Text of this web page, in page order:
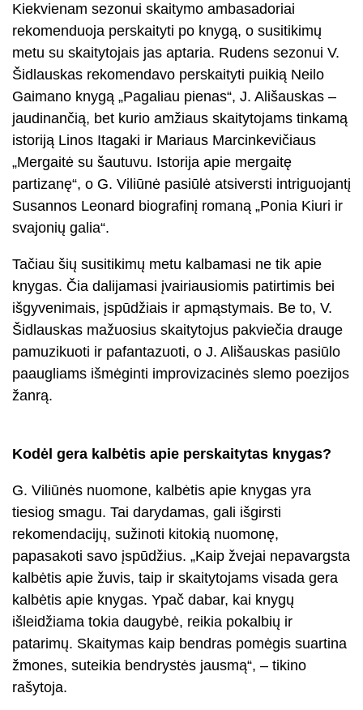
Kiekvienam sezonui skaitymo ambasadoriai
rekomenduoja perskaityti po knygą, o susitikimų
metu su skaitytojais jas aptaria. Rudens sezonui V.
Šidlauskas rekomendavo perskaityti puikią Neilo
Gaimano knygą „Pagaliau pienas“, J. Ališauskas –
jaudinančią, bet kurio amžiaus skaitytojams tinkamą
istoriją Linos Itagaki ir Mariaus Marcinkevičiaus
„Mergaitė su šautuvu. Istorija apie mergaitę
partizanę“, o G. Viliūnė pasiūlė atsiversti intriguojantį
Susannos Leonard biografinį romaną „Ponia Kiuri ir
svajonių galia“.
Tačiau šių susitikimų metu kalbamasi ne tik apie
knygas. Čia dalijamasi įvairiausiomis patirtimis bei
išgyvenimais, įspūdžiais ir apmąstymais. Be to, V.
Šidlauskas mažuosius skaitytojus pakviečia drauge
pamuzikuoti ir pafantazuoti, o J. Ališauskas pasiūlo
paaugliams išmėginti improvizacinės slemo poezijos
žanrą.
Kodėl gera kalbėtis apie perskaitytas knygas?
G. Viliūnės nuomone, kalbėtis apie knygas yra
tiesiog smagu. Tai darydamas, gali išgirsti
rekomendacijų, sužinoti kitokią nuomonę,
papasakoti savo įspūdžius. „Kaip žvejai nepavargsta
kalbėtis apie žuvis, taip ir skaitytojams visada gera
kalbėtis apie knygas. Ypač dabar, kai knygų
išleidžiama tokia daugybė, reikia pokalbių ir
patarimų. Skaitymas kaip bendras pomėgis suartina
žmones, suteikia bendrystės jausmą“, – tikino
rašytoja.